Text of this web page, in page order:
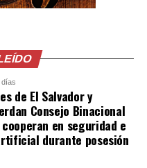
viajó a México en
del salvoconducto
de la presidenta
días
de El Salvador y
Consejo Binacional
en seguridad e
durante posesión